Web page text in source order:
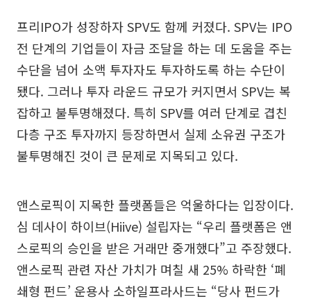
프리IPO가 성장하자 SPV도 함께 커졌다. SPV는 IPO
전 단계의 기업들이 자금 조달을 하는 데 도움을 주는
수단을 넘어 소액 투자자도 투자하도록 하는 수단이
됐다. 그러나 투자 라운드 규모가 커지면서 SPV는 복
잡하고 불투명해졌다. 특히 SPV를 여러 단계로 겹친
다층 구조 투자까지 등장하면서 실제 소유권 구조가
불투명해진 것이 큰 문제로 지목되고 있다.
앤스로픽이 지목한 플랫폼들은 억울하다는 입장이다.
심 데사이 하이브(Hiive) 설립자는 “우리 플랫폼은 앤
스로픽의 승인을 받은 거래만 중개했다”고 주장했다.
앤스로픽 관련 자산 가치가 며칠 새 25% 하락한 ‘폐
쇄형 펀드’ 운용사 소하일프라사드는 “당사 펀드가